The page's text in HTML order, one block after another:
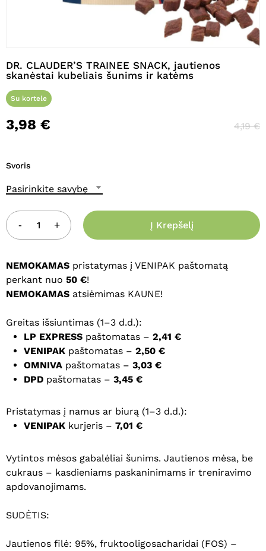
DR. CLAUDER’S TRAINEE SNACK, jautienos
skanėstai kubeliais šunims ir katėms
Su kortele
3,98 € 4,19€
Svoris
Pasirinkite savybę
Į Krepšelį
NEMOKAMAS pristatymas į VENIPAK paštomatą
perkant nuo 50 €!
NEMOKAMAS atsiėmimas KAUNE!
Greitas išsiuntimas (1–3 d.d.):
LP EXPRESS paštomatas – 2,41 €
VENIPAK paštomatas – 2,50 €
OMNIVA paštomatas – 3,03 €
DPD paštomatas – 3,45 €
Pristatymas į namus ar biurą (1–3 d.d.):
VENIPAK kurjeris – 7,01 €
Vytintos mėsos gabalėliai šunims. Jautienos mėsa, be
cukraus – kasdieniams paskaninimams ir treniravimo
apdovanojimams.
SUDĖTIS:
Jautienos filė: 95%, fruktooligosacharidai (FOS) –
įvesti iš naujo, kai kitą kartą vėl norėsiu